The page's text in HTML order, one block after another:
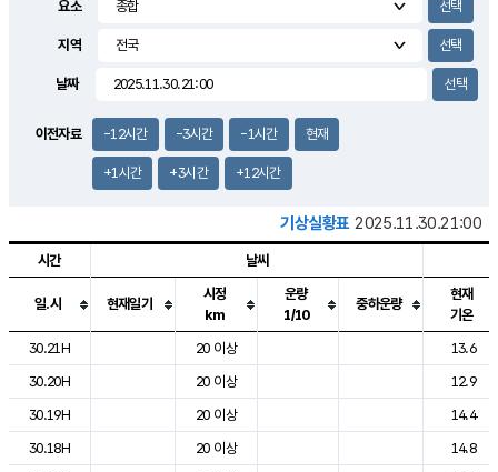
0.3m/s
요소
지역
날짜
이전자료 -12시간 -3시간 -1시간 현재
+1시간 +3시간 +12시간
기상실황표 2025.11.30.21:00
도시별 기상실황표로 지점, 날씨, 기온, 강수, 바람, 기압등을 안내한 표입
시간 날씨
일.시 현재일기
시정
km
운량
1/10
중하운량
현재
기온
30.21H
20 이상
13.6
30.20H
20 이상
12.9
30.19H
20 이상
14.4
30.18H
20 이상
14.8